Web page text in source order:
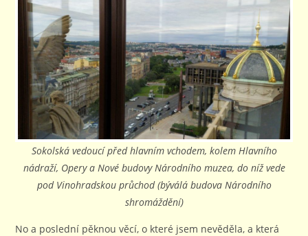
Sokolská vedoucí před hlavním vchodem, kolem Hlavního
nádraží, Opery a Nové budovy Národního muzea, do níž vede
pod Vinohradskou průchod (býválá budova Národního
shromáždění)
No a poslední pěknou věcí, o které jsem nevěděla, a která